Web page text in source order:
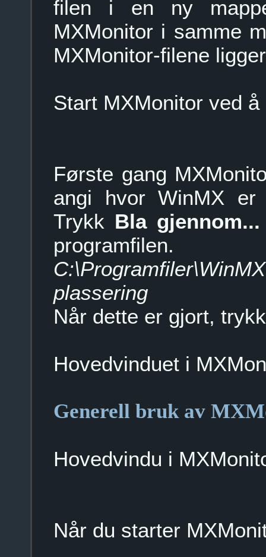
filen i en ny
MXMonitor i samme
MXMonitor-filene
Start MXMonitor ved
Første gang
angi hvor WinMX er
Trykk Bla gjennom...
plassering
Når dette er gjort,
Hovedvinduet i
Generell bruk av
Hovedvindu i
Når du starter